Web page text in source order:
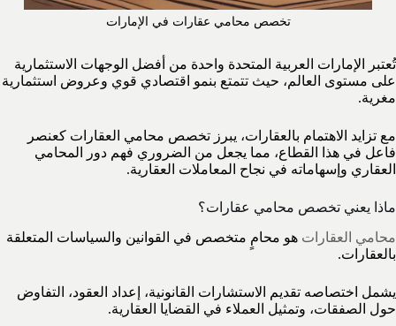
تخصص محامي عقارات في الإمارات
تُعتبر الإمارات العربية المتحدة واحدة من أفضل الوجهات الاستثمارية
على مستوى العالم، حيث تتمتع بنمو اقتصادي قوي وعروض استثمارية
مغرية.
مع تزايد الاهتمام بالعقارات، يبرز تخصص محامي العقارات كعنصر
فاعل في هذا القطاع، مما يجعل من الضروري فهم دور المحامي
العقاري وإسهاماته في نجاح المعاملات العقارية.
ماذا يعني تخصص محامي عقارات؟
محامي العقارات هو محامٍ متخصص في القوانين والسياسات المتعلقة
بالعقارات.
يشمل اختصاصه تقديم الاستشارات القانونية، إعداد العقود، التفاوض
حول الصفقات، وتمثيل العملاء في القضايا العقارية.